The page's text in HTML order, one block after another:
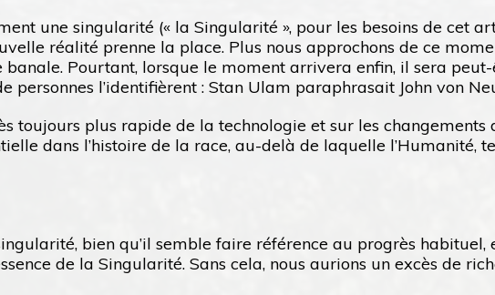
une singularité (« la Singularité », pour les besoins de cet
réalité prenne la place. Plus nous approchons de ce
banale. Pourtant, lorsque le moment arrivera enfin, il sera
personnes l’identifièrent : Stan Ulam paraphrasait John von
toujours plus rapide de la technologie et sur les
dans l’histoire de la race, au-delà de laquelle l’Humanité,
bien qu’il semble faire référence au progrès habituel,
de la Singularité. Sans cela, nous aurions un excès de